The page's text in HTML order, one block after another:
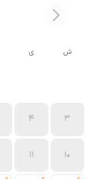
ش ی
3
4
10
11